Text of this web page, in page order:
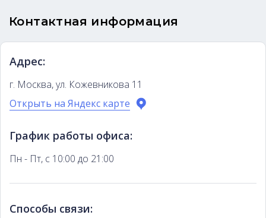
Контактная информация
Адрес:
г. Москва, ул. Кожевникова 11
Открыть на Яндекс карте
График работы офиса:
Пн - Пт, с 10:00 до 21:00
Способы связи: